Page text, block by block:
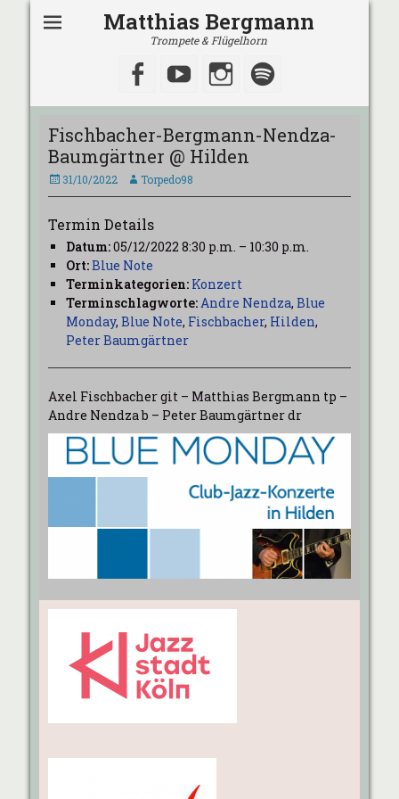
Matthias Bergmann
Trompete & Flügelhorn
Facebook
YouTubeInstagram
Fischbacher-Bergmann-Nendza-
Baumgärtner @ Hilden
Veröffentlicht
am
31/10/2022 AutorTorpedo98
Termin Details
Datum:05/12/2022 8:30 p.m. – 10:30 p.m.
Ort:Blue Note
Terminkategorien: Konzert
Terminschlagworte:Andre Nendza, Blue
Monday, Blue Note, Fischbacher, Hilden,
Peter Baumgärtner
Axel Fischbacher git – Matthias Bergmann tp –
Andre Nendza b – Peter Baumgärtner dr